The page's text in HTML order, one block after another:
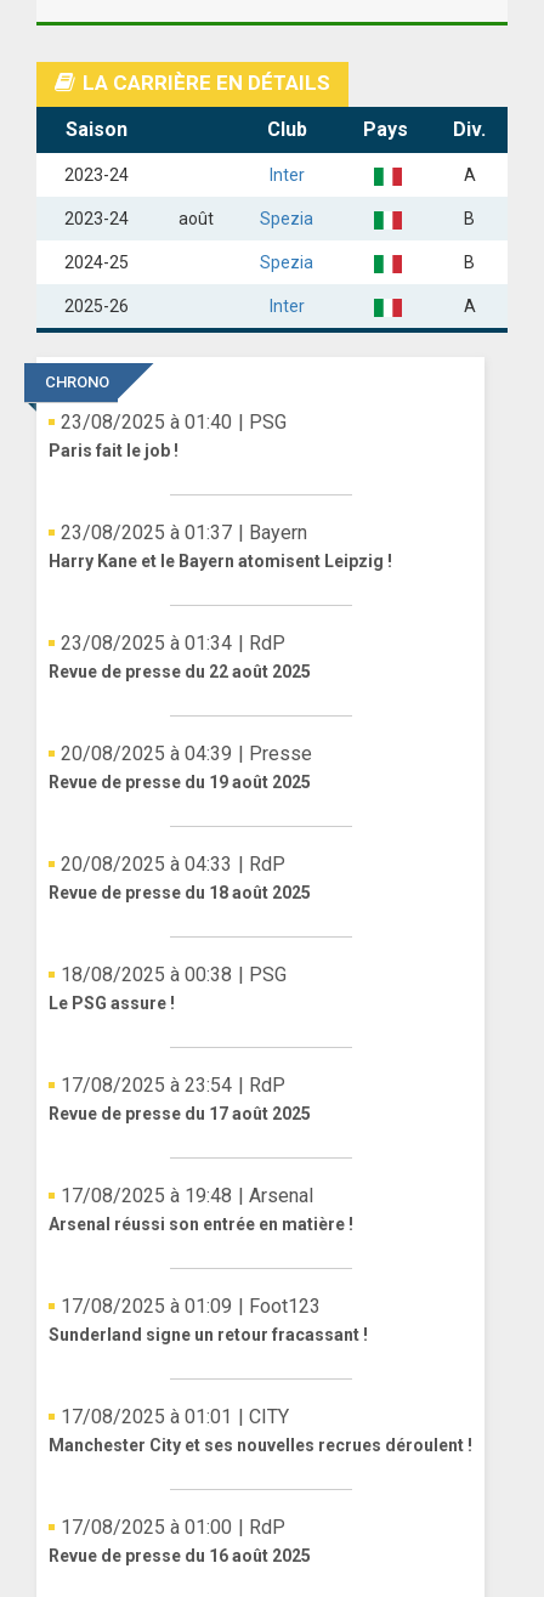
LA CARRIÈRE EN DÉTAILS
Saison Club Pays Div.
2023-24 Inter A
2023-24 août Spezia B
2024-25 Spezia B
2025-26 Inter A
CHRONO
23/08/2025 à 01:40 | PSG
Paris fait le job !
23/08/2025 à 01:37 | Bayern
Harry Kane et le Bayern atomisent Leipzig !
23/08/2025 à 01:34 | RdP
Revue de presse du 22 août 2025
20/08/2025 à 04:39 | Presse
Revue de presse du 19 août 2025
20/08/2025 à 04:33 | RdP
Revue de presse du 18 août 2025
18/08/2025 à 00:38 | PSG
Le PSG assure !
17/08/2025 à 23:54 | RdP
Revue de presse du 17 août 2025
17/08/2025 à 19:48 | Arsenal
Arsenal réussi son entrée en matière !
17/08/2025 à 01:09 | Foot123
Sunderland signe un retour fracassant !
17/08/2025 à 01:01 | CITY
Manchester City et ses nouvelles recrues déroulent !
17/08/2025 à 01:00 | RdP
Revue de presse du 16 août 2025